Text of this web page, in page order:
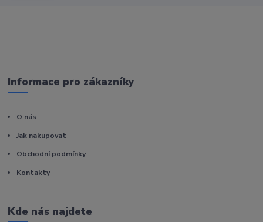
Informace pro zákazníky
O nás
Jak nakupovat
Obchodní podmínky
Kontakty
Kde nás najdete